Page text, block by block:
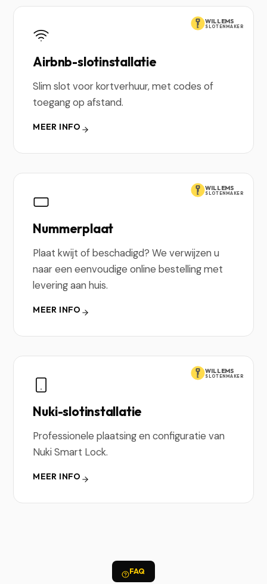
WILLEMS
SLOTENMAKER
Airbnb-slotinstallatie
Slim slot voor kortverhuur, met codes of
toegang op afstand.
MEER INFO
WILLEMS
SLOTENMAKER
Nummerplaat
Plaat kwijt of beschadigd? We verwijzen u
naar een eenvoudige online bestelling met
levering aan huis.
MEER INFO
WILLEMS
SLOTENMAKER
Nuki-slotinstallatie
Professionele plaatsing en configuratie van
Nuki Smart Lock.
MEER INFO
FAQ